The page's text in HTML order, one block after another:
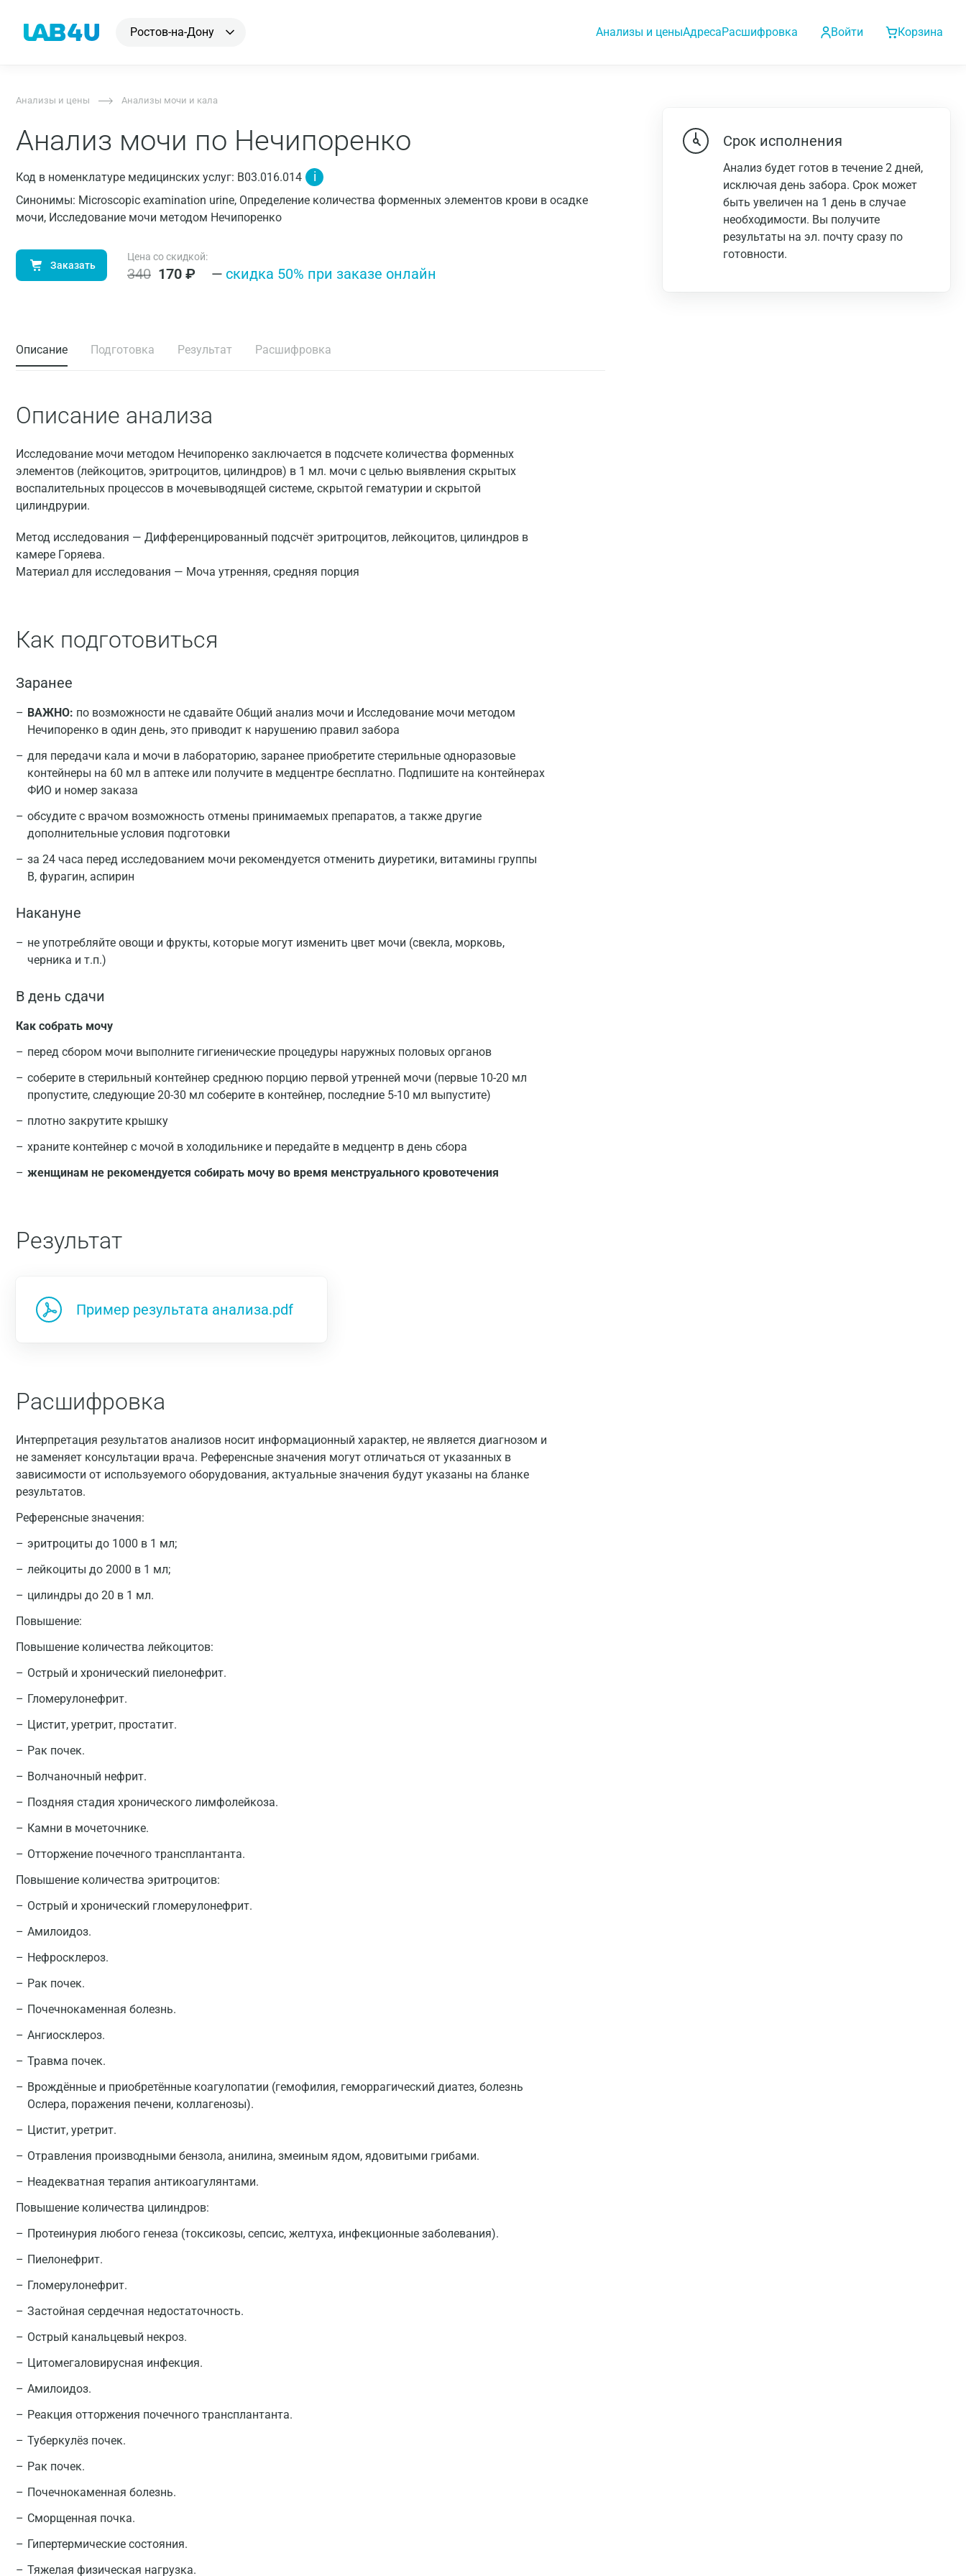
Ростов-на-Дону Анализы и ценыАдресаРасшифровка Войти Корзина
Анализы и цены Анализы мочи и кала
Анализ мочи по Нечипоренко
Код в номенклатуре медицинских услуг: B03.016.014 i
Синонимы: Microscopic examination urine, Определение количества форменных элементов крови в осадке
мочи, Исследование мочи методом Нечипоренко
Заказать
Цена со скидкой:
340 170 ₽ — cкидка 50% при заказе онлайн
Описание Подготовка Результат Расшифровка
Описание анализа
Исследование мочи методом Нечипоренко заключается в подсчете количества форменных
элементов (лейкоцитов, эритроцитов, цилиндров) в 1 мл. мочи с целью выявления скрытых
воспалительных процессов в мочевыводящей системе, скрытой гематурии и скрытой
цилиндрурии.
Метод исследования — Дифференцированный подсчёт эритроцитов, лейкоцитов, цилиндров в
камере Горяева.
Материал для исследования — Моча утренняя, средняя порция
Как подготовиться
Заранее
ВАЖНО: по возможности не сдавайте Общий анализ мочи и Исследование мочи методом
Нечипоренко в один день, это приводит к нарушению правил забора
для передачи кала и мочи в лабораторию, заранее приобретите стерильные одноразовые
контейнеры на 60 мл в аптеке или получите в медцентре бесплатно. Подпишите на контейнерах
ФИО и номер заказа
обсудите с врачом возможность отмены принимаемых препаратов, а также другие
дополнительные условия подготовки
за 24 часа перед исследованием мочи рекомендуется отменить диуретики, витамины группы
В, фурагин, аспирин
Накануне
не употребляйте овощи и фрукты, которые могут изменить цвет мочи (свекла, морковь,
черника и т.п.)
В день сдачи
Как собрать мочу
перед сбором мочи выполните гигиенические процедуры наружных половых органов
соберите в стерильный контейнер среднюю порцию первой утренней мочи (первые 10-20 мл
пропустите, следующие 20-30 мл соберите в контейнер, последние 5-10 мл выпустите)
плотно закрутите крышку
храните контейнер с мочой в холодильнике и передайте в медцентр в день сбора
женщинам не рекомендуется собирать мочу во время менструального кровотечения
Результат
Пример результата анализа.pdf
Расшифровка
Интерпретация результатов анализов носит информационный характер, не является диагнозом и
не заменяет консультации врача. Референсные значения могут отличаться от указанных в
зависимости от используемого оборудования, актуальные значения будут указаны на бланке
результатов.
Референсные значения:
эритроциты до 1000 в 1 мл;
лейкоциты до 2000 в 1 мл;
цилиндры до 20 в 1 мл.
Повышение:
Повышение количества лейкоцитов:
Острый и хронический пиелонефрит.
Гломерулонефрит.
Цистит, уретрит, простатит.
Рак почек.
Волчаночный нефрит.
Поздняя стадия хронического лимфолейкоза.
Камни в мочеточнике.
Отторжение почечного трансплантанта.
Повышение количества эритроцитов:
Острый и хронический гломерулонефрит.
Амилоидоз.
Нефросклероз.
Рак почек.
Почечнокаменная болезнь.
Ангиосклероз.
Травма почек.
Врождённые и приобретённые коагулопатии (гемофилия, геморрагический диатез, болезнь
Ослера, поражения печени, коллагенозы).
Цистит, уретрит.
Отравления производными бензола, анилина, змеиным ядом, ядовитыми грибами.
Неадекватная терапия антикоагулянтами.
Повышение количества цилиндров:
Протеинурия любого генеза (токсикозы, сепсис, желтуха, инфекционные заболевания).
Пиелонефрит.
Гломерулонефрит.
Застойная сердечная недостаточность.
Острый канальцевый некроз.
Цитомегаловирусная инфекция.
Амилоидоз.
Реакция отторжения почечного трансплантанта.
Туберкулёз почек.
Рак почек.
Почечнокаменная болезнь.
Сморщенная почка.
Гипертермические состояния.
Тяжелая физическая нагрузка.
Срок исполнения
Анализ будет готов в течение 2 дней,
исключая день забора. Срок может
быть увеличен на 1 день в случае
необходимости. Вы получите
результаты на эл. почту сразу по
готовности.
Геленджик
Дзержинский